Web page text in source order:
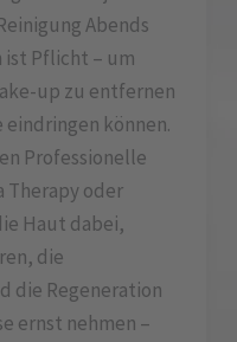
Abends
Pflicht – um
up zu entfernen
eindringen können.
Professionelle
Therapy oder
Haut dabei,
die
die Regeneration
ernst nehmen –